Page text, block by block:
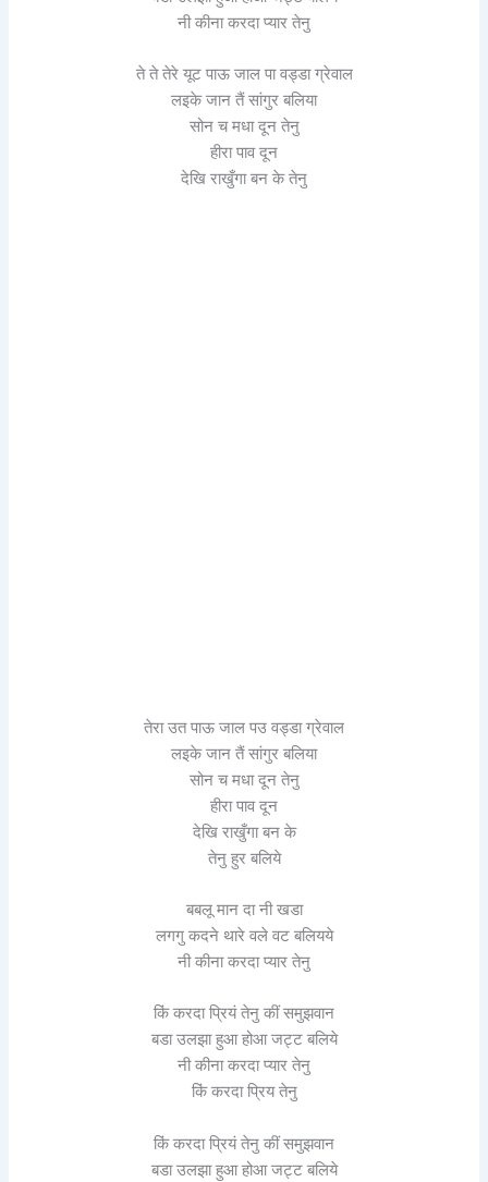
नी कीना करदा प्यार तेनु
ते ते तेरे यूट पाऊ जाल पा वड्डा ग्रेवाल
लइके जान तैं सांगुर बलिया
सोन च मधा दून तेनु
हीरा पाव दून
देखि राखुँगा बन के तेनु
तेरा उत पाऊ जाल पउ वड्डा ग्रेवाल
लइके जान तैं सांगुर बलिया
सोन च मधा दून तेनु
हीरा पाव दून
देखि राखुँगा बन के
तेनु हुर बलिये
बबलू मान दा नी खडा
लगगु कदने थारे वले वट बलियये
नी कीना करदा प्यार तेनु
किं करदा प्रियं तेनु कीं समुझवान
बडा उलझा हुआ होआ जट्ट बलिये
नी कीना करदा प्यार तेनु
किं करदा प्रिय तेनु
किं करदा प्रियं तेनु कीं समुझवान
बडा उलझा हुआ होआ जट्ट बलिये